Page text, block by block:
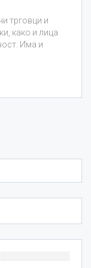
трговци и
како и лица
Има и